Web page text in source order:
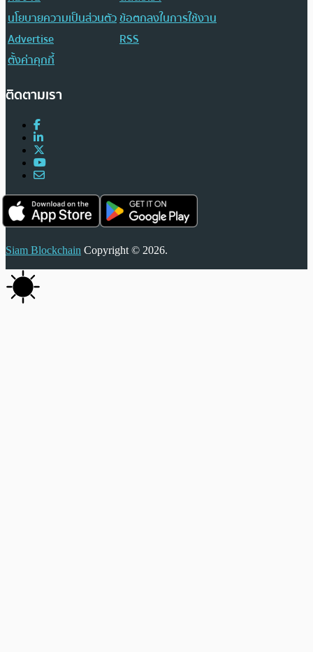
นโยบายความเป็นส่วนตัวข้อตกลงในการใช้งาน
Advertise
RSS
ตั้งค่าคุกกี้
ติดตามเรา
Siam Blockchain Copyright © 2026.